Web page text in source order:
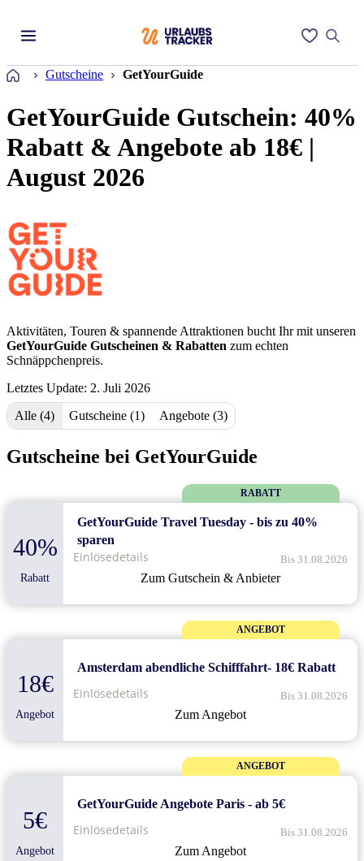
Startseite
Gutscheine GetYourGuide
GetYourGuide Gutschein: 40%
Rabatt & Angebote ab 18€ |
August 2026
Aktivitäten, Touren & spannende Attraktionen bucht Ihr mit unseren
GetYourGuide Gutscheinen & Rabatten zum echten
Schnäppchenpreis.
Letztes Update: 2. Juli 2026
Alle (4)
Gutscheine (1) Angebote (3)
Gutscheine bei GetYourGuide
RABATT
40%
Rabatt
GetYourGuide Travel Tuesday - bis zu 40%
sparen
Zum Gutschein & Anbieter
Bis 31.08.2026
Einlösedetails
ANGEBOT
18€
Angebot
Amsterdam abendliche Schifffahrt- 18€ Rabatt
Zum Angebot
Bis 31.08.2026
Einlösedetails
ANGEBOT
5€
Angebot
GetYourGuide Angebote Paris - ab 5€
Zum Angebot
Bis 31.08.2026
Einlösedetails